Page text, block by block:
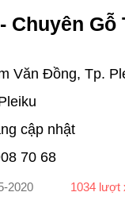
Chuyên Gỗ
Văn Đồng, Tp.
cập nhật
70 68
2020 1034 lượt